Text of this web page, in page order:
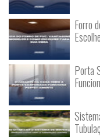
Forro
Porta